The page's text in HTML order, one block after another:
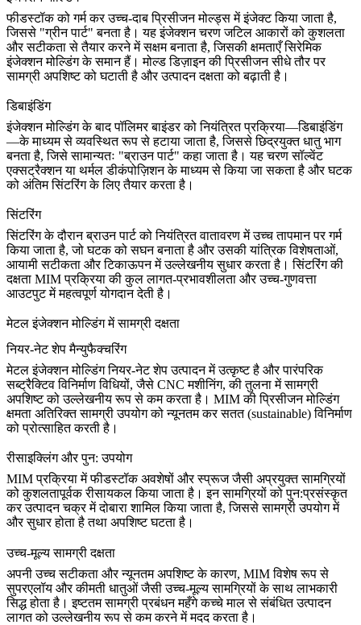
फीडस्टॉक को गर्म कर उच्च-दाब प्रिसीजन मोल्ड्स में इंजेक्ट किया जाता है,
जिससे "ग्रीन पार्ट" बनता है। यह इंजेक्शन चरण जटिल आकारों को कुशलता
और सटीकता से तैयार करने में सक्षम बनाता है, जिसकी क्षमताएँसिरेमिक
इंजेक्शन मोल्डिंगके समान हैं। मोल्ड डिज़ाइन की प्रिसीजन सीधे तौर पर
सामग्री अपशिष्ट को घटाती है और उत्पादन दक्षता को बढ़ाती है।
डिबाइंडिंग
इंजेक्शन मोल्डिंग के बाद पॉलिमर बाइंडर को नियंत्रित प्रक्रिया—डिबाइंडिंग
—के माध्यम से व्यवस्थित रूप से हटाया जाता है, जिससे छिद्रयुक्त धातु भाग
बनता है, जिसे सामान्यतः "ब्राउन पार्ट" कहा जाता है। यह चरण सॉल्वेंट
एक्सट्रैक्शन या थर्मल डीकंपोज़िशन के माध्यम से किया जा सकता है और घटक
को अंतिम सिंटरिंग के लिए तैयार करता है।
सिंटरिंग
सिंटरिंग के दौरान ब्राउन पार्ट को नियंत्रित वातावरण में उच्च तापमान पर गर्म
किया जाता है, जो घटक को सघन बनाता है और उसकी यांत्रिक विशेषताओं,
आयामी सटीकता और टिकाऊपन में उल्लेखनीय सुधार करता है। सिंटरिंग की
दक्षता MIM प्रक्रिया की कुल लागत-प्रभावशीलता और उच्च-गुणवत्ता
आउटपुट में महत्वपूर्ण योगदान देती है।
मेटल इंजेक्शन मोल्डिंग में सामग्री दक्षता
नियर-नेट शेप मैन्युफैक्चरिंग
मेटल इंजेक्शन मोल्डिंग नियर-नेट शेप उत्पादन में उत्कृष्ट है और पारंपरिक
सब्ट्रैक्टिव विनिर्माण विधियों, जैसे CNC मशीनिंग, की तुलना में सामग्री
अपशिष्ट को उल्लेखनीय रूप से कम करता है। MIM की प्रिसीजन मोल्डिंग
क्षमता अतिरिक्त सामग्री उपयोग को न्यूनतम कर सतत (sustainable) विनिर्माण
को प्रोत्साहित करती है।
रीसाइक्लिंग और पुन: उपयोग
MIM प्रक्रिया में फीडस्टॉक अवशेषों और स्प्रूज जैसी अप्रयुक्त सामग्रियों
को कुशलतापूर्वक रीसायकल किया जाता है। इन सामग्रियों को पुन:प्रसंस्कृत
कर उत्पादन चक्र में दोबारा शामिल किया जाता है, जिससे सामग्री उपयोग में
और सुधार होता है तथा अपशिष्ट घटता है।
उच्च-मूल्य सामग्री दक्षता
अपनी उच्च सटीकता और न्यूनतम अपशिष्ट के कारण, MIM विशेष रूप से
सुपरएलॉय और कीमती धातुओं जैसी उच्च-मूल्य सामग्रियों के साथ लाभकारी
सिद्ध होता है। इष्टतम सामग्री प्रबंधन महँगे कच्चे माल से संबंधित उत्पादन
लागत को उल्लेखनीय रूप से कम करने में मदद करता है।